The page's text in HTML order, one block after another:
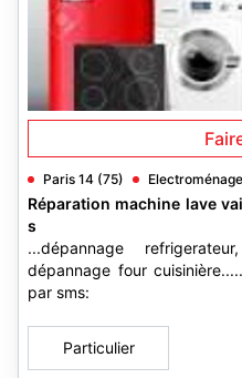
Paris 14 (75)
Réparation machine lave
s
...dépannage
dépannage four
par sms:
Particulier